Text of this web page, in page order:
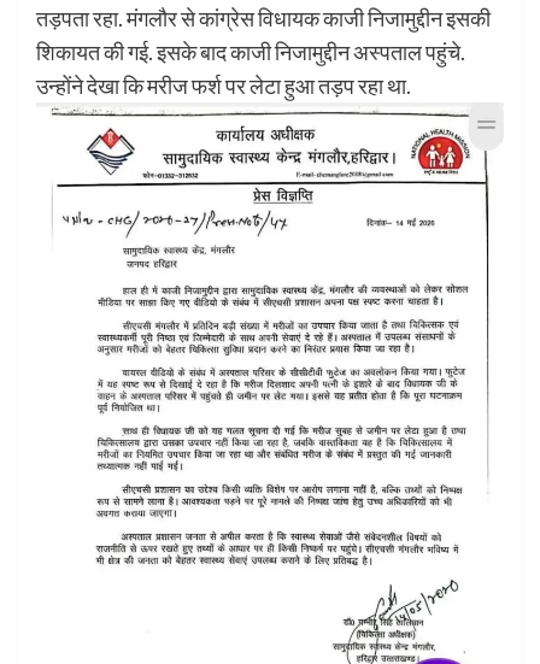
तड़पता रहा. मंगलौर से कांग्रेस विधायक काजी निजामुद्दीन इसकी
शिकायत की गई. इसके बाद काजी निजामुद्दीन अस्पताल पहुंचे.
उन्होंने देखा कि मरीज फर्श पर लेटा हुआ तड़प रहा था.